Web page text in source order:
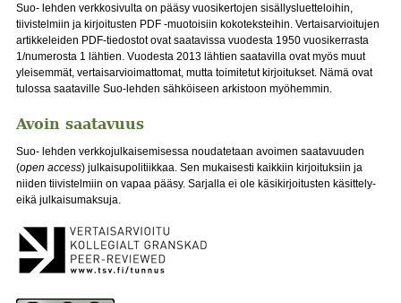
Suo- lehden verkkosivulta on pääsy vuosikertojen sisällysluetteloihin,
tiivistelmiin ja kirjoitusten PDF -muotoisiin kokoteksteihin. Vertaisarvioitujen
artikkeleiden PDF-tiedostot ovat saatavissa vuodesta 1950 vuosikerrasta
1/numerosta 1 lähtien. Vuodesta 2013 lähtien saatavilla ovat myös muut
yleisemmät, vertaisarvioimattomat, mutta toimitetut kirjoitukset. Nämä ovat
tulossa saataville Suo-lehden sähköiseen arkistoon myöhemmin.
Avoin saatavuus
Suo- lehden verkkojulkaisemisessa noudatetaan avoimen saatavuuden
(open access) julkaisupolitiikkaa. Sen mukaisesti kaikkiin kirjoituksiin ja
niiden tiivistelmiin on vapaa pääsy. Sarjalla ei ole käsikirjoitusten käsittely-
eikä julkaisumaksuja.